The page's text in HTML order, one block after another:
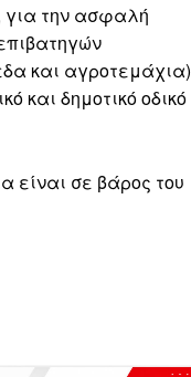
για την ασφαλή
και αγροτεμάχια)
και δημοτικό οδικό
είναι σε βάρος του